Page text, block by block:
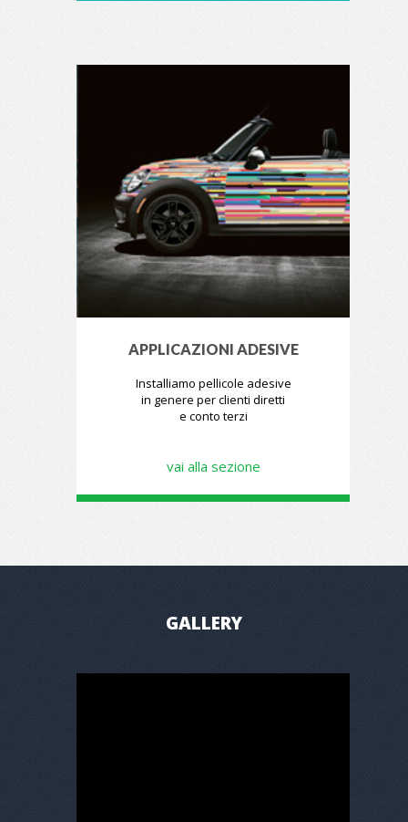
APPLICAZIONI ADESIVE
Installiamo pellicole adesive
in genere per clienti diretti
e conto terzi
vai alla sezione
GALLERY